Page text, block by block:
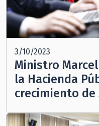
3/10/2023
Ministro
la Hacienda
crecimiento de